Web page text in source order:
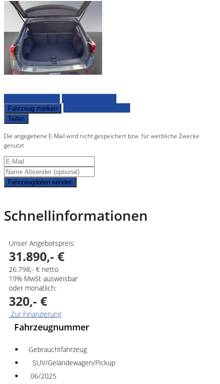
Fahrzeug merken
Teilen
Die angegebene E-Mail wird nicht gespeichert bzw. für werbliche Zwecke
genutzt
Fahrzeugdaten senden
Schnellinformationen
Unser Angebotspreis:
31.890,- €
26.798,- € netto
19% MwSt ausweisbar
oder monatlich:
320,- €
Zur Finanzierung
Fahrzeugnummer
Gebrauchtfahrzeug
SUV/Geländewagen/Pickup
06/2025